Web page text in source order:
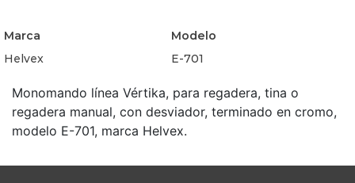
Marca
Modelo
Helvex
E-701
Monomando línea Vértika, para regadera, tina o
regadera manual, con desviador, terminado en cromo,
modelo E-701, marca Helvex.